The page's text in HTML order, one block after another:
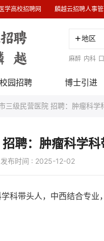
医学高校招聘网 麟越云招聘人事
地区
麻醉 内科
校园招聘 博士引进
三级民营医院 招聘：肿瘤科学
聘：肿瘤科学科
时间 : 2025-12-02
科带头人，中西结合专业，